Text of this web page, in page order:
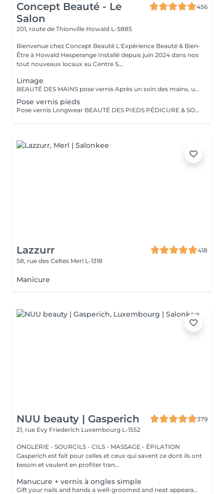
Concept Beauté - Le
Salon
456
201, route de Thionville Howald L-5885
Bienvenue chez Concept Beauté L'Expérience Beauté & Bien-
Être à Howald Hesperange Installé depuis juin 2024 dans nos
tout nouveaux locaux au Centre S...
Limage
BEAUTÉ DES MAINS pose vernis Après un soin des mains, une pose vernis : Limage et mise en forme des ongles Application d'un vernis Longwear ProNails longue tenue ou semi-permanent (en option) Une pause bien-être idéale pour retrouver des mains soignées et élégantes.
Pose vernis pieds
Pose vernis Longwear BEAUTÉ DES PIEDS PÉDICURE & SOINS EXPERTS Nos soins des pieds sont conçus pour allier esthétique et bien-être, en apportant confort, douceur et élégance à vos pieds. Tous nos soins sont réalisés dans des cabines dédiées, équipées de fauteuils Pedi Spa avec bain de pieds intégré, pour une expérience alliant détente et expertise. Nous utilisons les produits spécifiques de la toute nouvelle gamme pieds de ProNails, formulée pour nourrir, réparer et protéger vos pieds en profondeur.
Lazzurr
418
58, rue des Celtes Merl L-1318
Manicure
NUU beauty | Gasperich
379
21, rue Evy Friederich Luxembourg L-1552
ONGLERIE - SOURCILS - CILS - MASSAGE - ÉPILATION
Gasperich est fait pour celles et ceux qui savent ce dont ils ont
besoin et veulent en profiter tran...
Manucure + vernis à ongles simple
Gift your nails and hands a well-groomed and neat appearance! Your technician will effectively remove dead skin cells, shape and file nails, and buff the outer surface. A regular nail polish is applied at the end of this treatment. Our masters do edged, hardware, or combined manicure. How is manicure with simple nail polish done? - rough skin is removed - the shape of the nail plate is corrected - the cuticle and side ridges are corrected - nail polish is applied - cuticle oil and hand cream are applied Age restrictions: recommended to do from 14 years. Post procedure recommendations: there are no post recommendations for this procedure. Frequency: once in 3 weeks.